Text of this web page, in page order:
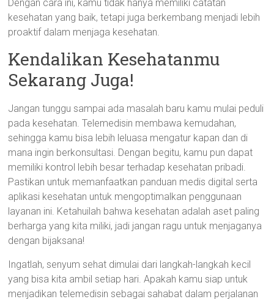
Dengan cara ini, kamu tidak hanya memiliki catatan
kesehatan yang baik, tetapi juga berkembang menjadi lebih
proaktif dalam menjaga kesehatan.
Kendalikan Kesehatanmu
Sekarang Juga!
Jangan tunggu sampai ada masalah baru kamu mulai peduli
pada kesehatan. Telemedisin membawa kemudahan,
sehingga kamu bisa lebih leluasa mengatur kapan dan di
mana ingin berkonsultasi. Dengan begitu, kamu pun dapat
memiliki kontrol lebih besar terhadap kesehatan pribadi.
Pastikan untuk memanfaatkan panduan medis digital serta
aplikasi kesehatan untuk mengoptimalkan penggunaan
layanan ini. Ketahuilah bahwa kesehatan adalah aset paling
berharga yang kita miliki, jadi jangan ragu untuk menjaganya
dengan bijaksana!
Ingatlah, senyum sehat dimulai dari langkah-langkah kecil
yang bisa kita ambil setiap hari. Apakah kamu siap untuk
menjadikan telemedisin sebagai sahabat dalam perjalanan